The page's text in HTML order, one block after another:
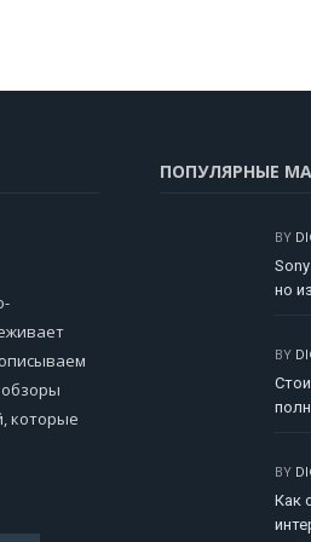
которые
ПОПУЛЯРНЫЕ
BY
но
BY
BY
Как